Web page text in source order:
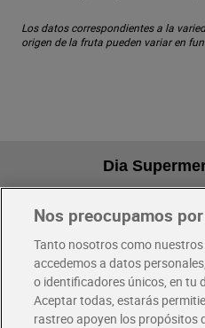
Los datos correspondientes a la
origen de la fruta pueden variar en
Dia
Pide hoy, recibe hoy
Envío gratis por compras
Envío estandar por 4,99€
Nos preocupamos
Tanto nosotros como
accedemos a datos
o identificadores únicos, en tu
Aceptar todas, estarás
rastreo apoyen los propósitos